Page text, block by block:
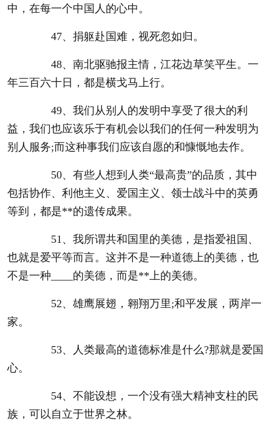
中，在每一个中国人的心中。
47、捐躯赴国难，视死忽如归。
48、南北驱驰报主情，江花边草笑平生。一
年三百六十日，都是横戈马上行。
49、我们从别人的发明中享受了很大的利
益，我们也应该乐于有机会以我们的任何一种发明为
别人服务;而这种事我们应该自愿的和慷慨地去作。
50、有些人想到人类“最高贵”的品质，其中
包括协作、利他主义、爱国主义、领士战斗中的英勇
等到，都是**的遗传成果。
51、我所谓共和国里的美德，是指爱祖国、
也就是爱平等而言。这并不是一种道德上的美德，也
不是一种____的美德，而是**上的美德。
52、雄鹰展翅，翱翔万里;和平发展，两岸一
家。
53、人类最高的道德标准是什么?那就是爱国
心。
54、不能设想，一个没有强大精神支柱的民
族，可以自立于世界之林。